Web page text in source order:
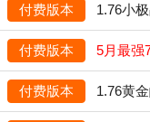
付费版本 1.76小
付费版本 5月最强
付费版本 1.76黄